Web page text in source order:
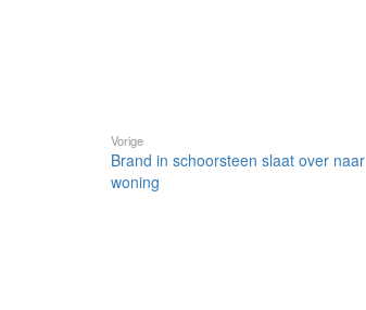
Vorige
Brand in schoorsteen slaat over naar
woning